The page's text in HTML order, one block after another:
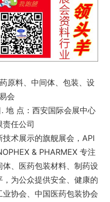
原料、中间体、包装、设
会
地 点：西安国际会展中心
责任公司
术展示的旗舰展会，API
& PHARMEX 专注
、医药包装材料、制药设
为公众提供安全、健康的
协会、中国医药包装协会